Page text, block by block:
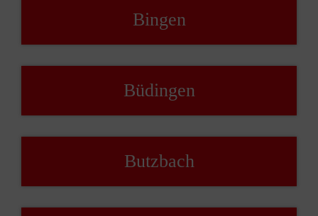
Bingen
Büdingen
Butzbach